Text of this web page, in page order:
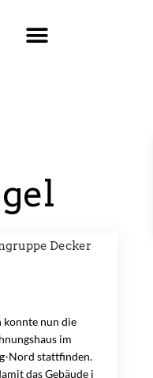
Decker
konnte nun die
im
Nord stattfinden.
das Gebäude i